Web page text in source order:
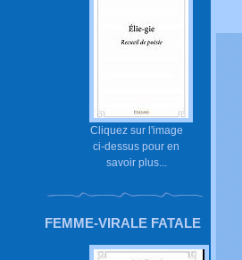
Cliquez sur l'image
ci-dessus pour en
savoir plus...
FEMME-VIRALE FATALE